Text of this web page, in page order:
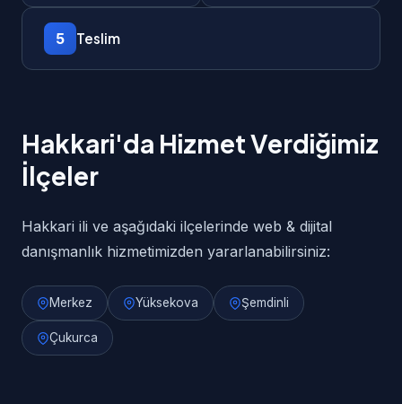
5 Teslim
Hakkari'da Hizmet Verdiğimiz
İlçeler
Hakkari ili ve aşağıdaki ilçelerinde web & dijital
danışmanlık hizmetimizden yararlanabilirsiniz:
Merkez Yüksekova Şemdinli
Çukurca